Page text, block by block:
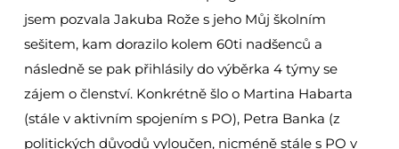
jsem pozvala Jakuba Rože s jeho Můj školním
sešitem, kam dorazilo kolem 60ti nadšenců a
následně se pak přihlásily do výběrka 4 týmy se
zájem o členství. Konkrétně šlo o Martina Habarta
(stále v aktivním spojením s PO), Petra Banka (z
politických důvodů vyloučen, nicméně stále s PO v